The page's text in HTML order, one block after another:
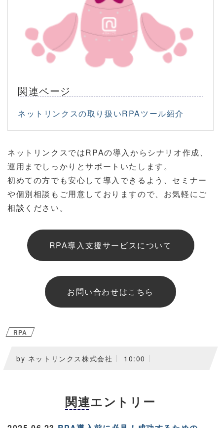
関連ページ
ネットリンクスの取り扱いRPAツール紹介
ネットリンクスではRPAの導入からシナリオ作成、
運用までしっかりとサポートいたします。
初めての方でも安心して導入できるよう、セミナー
や個別相談もご用意しておりますので、お気軽にご
相談ください。
RPA導入支援サービスについて
お問い合わせはこちら
RPA
by ネットリンクス株式会社 10:00
関連エントリー